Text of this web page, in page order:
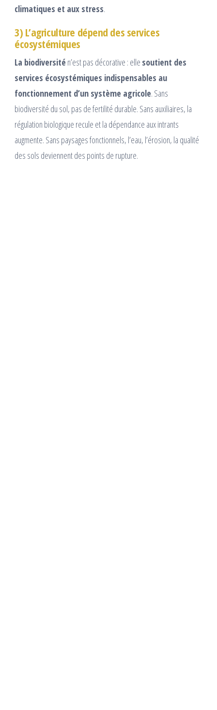
climatiques et aux stress.
3) L’agriculture dépend des services
écosystémiques
La biodiversité n’est pas décorative : elle soutient des
services écosystémiques indispensables au
fonctionnement d’un système agricole. Sans
biodiversité du sol, pas de fertilité durable. Sans auxiliaires, la
régulation biologique recule et la dépendance aux intrants
augmente. Sans paysages fonctionnels, l’eau, l’érosion, la qualité
des sols deviennent des points de rupture.